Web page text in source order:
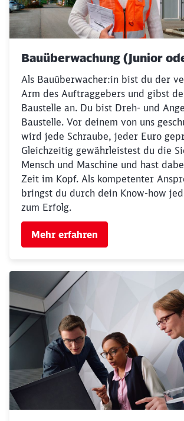
Bauüberwachung (Junior
Als Bauüberwacher:in bist du der
Arm des Auftraggebers und gibst
Baustelle an. Du bist Dreh- und
Baustelle. Vor deinem von uns
wird jede Schraube, jeder Euro
Gleichzeitig gewährleistest du die
Mensch und Maschine und hast
Zeit im Kopf. Als kompetenter
bringst du durch dein Know-how
zum Erfolg.
Mehr erfahren